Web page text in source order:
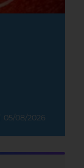
05/08/2026